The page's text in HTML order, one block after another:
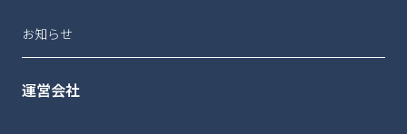
お知らせ
運営会社